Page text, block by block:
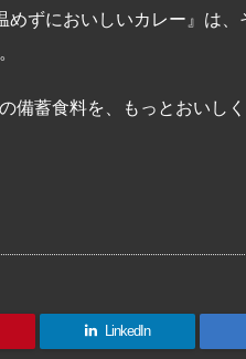
ずにおいしいカレー』は、
備蓄食料を、もっとおいし
LinkedIn